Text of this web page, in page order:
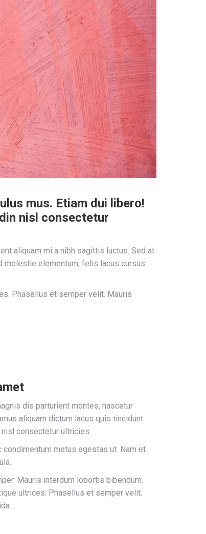
mus. Etiam dui libero!
nisl consectetur
aliquam mi a nibh sagittis luctus. Sed at
molestie elementum, felis lacus cursus
Phasellus et semper velit. Mauris
dis parturient montes, nascetur
aliquam dictum lacus quis tincidunt.
consectetur ultricies.
condimentum metus egestas ut. Nam et
Mauris interdum lobortis bibendum.
ultrices. Phasellus et semper velit.